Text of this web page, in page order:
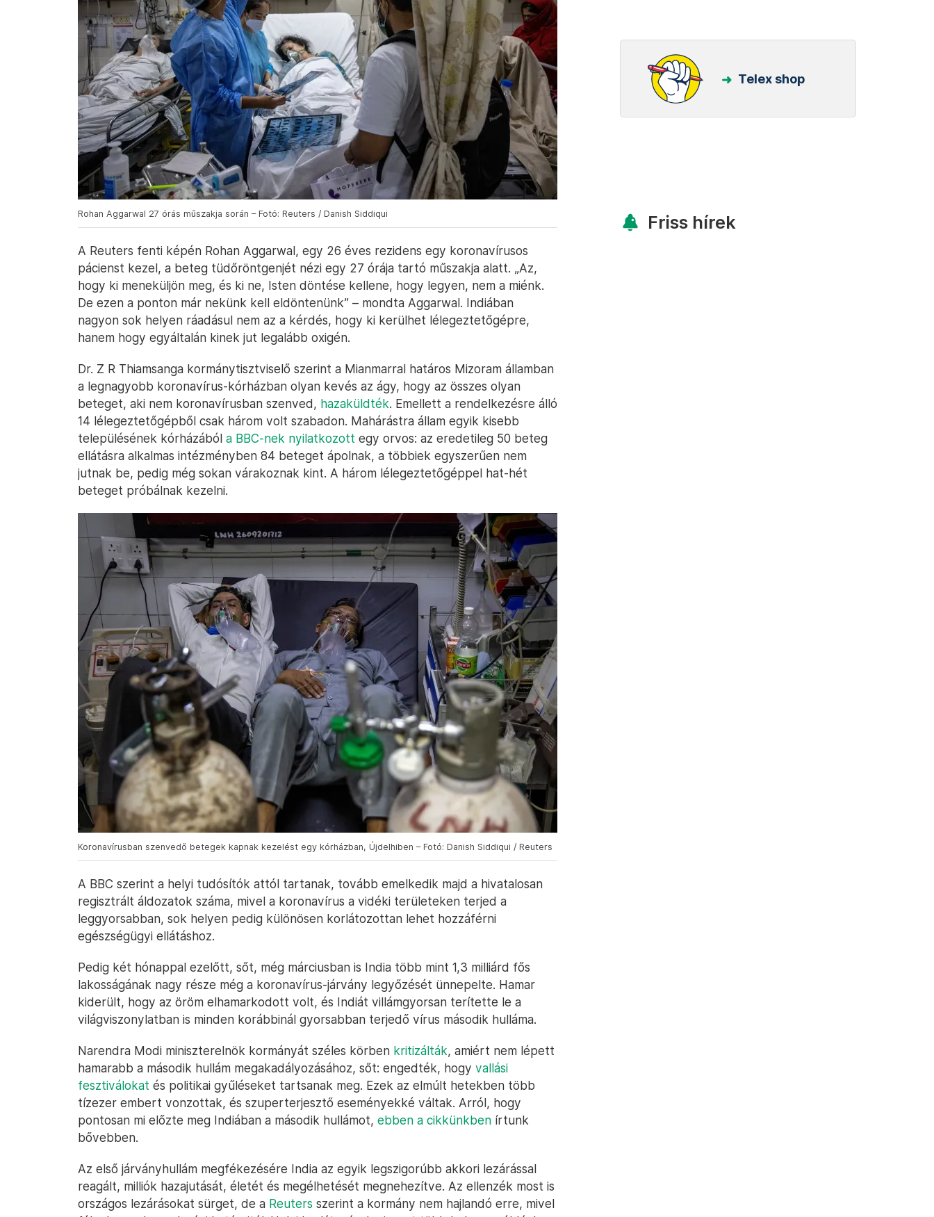
Rohan Aggarwal 27 órás műszakja során – Fotó: Reuters / Danish Siddiqui
A Reuters fenti képén Rohan Aggarwal, egy 26 éves rezidens egy koronavírusos
pácienst kezel, a beteg tüdőröntgenjét nézi egy 27 órája tartó műszakja alatt. „Az,
hogy ki meneküljön meg, és ki ne, Isten döntése kellene, hogy legyen, nem a miénk.
De ezen a ponton már nekünk kell eldöntenünk” – mondta Aggarwal. Indiában
nagyon sok helyen ráadásul nem az a kérdés, hogy ki kerülhet lélegeztetőgépre,
hanem hogy egyáltalán kinek jut legalább oxigén.
Dr. Z R Thiamsanga kormánytisztviselő szerint a Mianmarral határos Mizoram államban
a legnagyobb koronavírus-kórházban olyan kevés az ágy, hogy az összes olyan
beteget, aki nem koronavírusban szenved, hazaküldték. Emellett a rendelkezésre álló
14 lélegeztetőgépből csak három volt szabadon. Mahárástra állam egyik kisebb
településének kórházából a BBC-nek nyilatkozott egy orvos: az eredetileg 50 beteg
ellátásra alkalmas intézményben 84 beteget ápolnak, a többiek egyszerűen nem
jutnak be, pedig még sokan várakoznak kint. A három lélegeztetőgéppel hat-hét
beteget próbálnak kezelni.
Koronavírusban szenvedő betegek kapnak kezelést egy kórházban, Újdelhiben – Fotó: Danish Siddiqui / Reuters
A BBC szerint a helyi tudósítók attól tartanak, tovább emelkedik majd a hivatalosan
regisztrált áldozatok száma, mivel a koronavírus a vidéki területeken terjed a
leggyorsabban, sok helyen pedig különösen korlátozottan lehet hozzáférni
egészségügyi ellátáshoz.
Pedig két hónappal ezelőtt, sőt, még márciusban is India több mint 1,3 milliárd fős
lakosságának nagy része még a koronavírus-járvány legyőzését ünnepelte. Hamar
kiderült, hogy az öröm elhamarkodott volt, és Indiát villámgyorsan terítette le a
világviszonylatban is minden korábbinál gyorsabban terjedő vírus második hulláma.
Narendra Modi miniszterelnök kormányát széles körben kritizálták, amiért nem lépett
hamarabb a második hullám megakadályozásához, sőt: engedték, hogy vallási
fesztiválokat és politikai gyűléseket tartsanak meg. Ezek az elmúlt hetekben több
tízezer embert vonzottak, és szuperterjesztő eseményekké váltak. Arról, hogy
pontosan mi előzte meg Indiában a második hullámot, ebben a cikkünkben írtunk
bővebben.
Az első járványhullám megfékezésére India az egyik legszigorúbb akkori lezárással
reagált, milliók hazajutását, életét és megélhetését megnehezítve. Az ellenzék most is
országos lezárásokat sürget, de a Reuters szerint a kormány nem hajlandó erre, mivel
Telex shop
Friss hírek